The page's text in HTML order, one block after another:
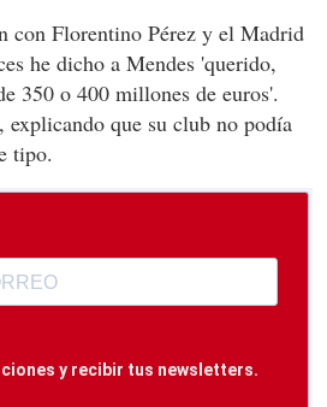
con Florentino Pérez y el Madrid
he dicho a Mendes 'querido,
350 o 400 millones de euros'.
explicando que su club no podía
tipo.
y recibir tus newsletters.